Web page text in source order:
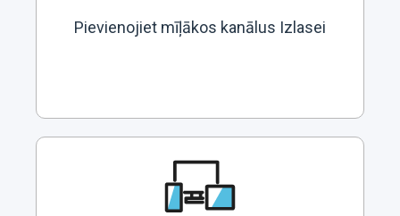
Pievienojiet mīļākos kanālus Izlasei